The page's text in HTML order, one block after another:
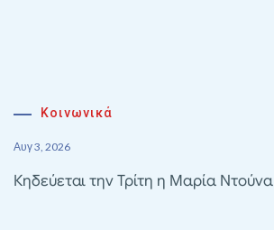
Κοινωνικά
Αυγ 3, 2026
Κηδεύεται την Τρίτη η Μαρία Ντούνα